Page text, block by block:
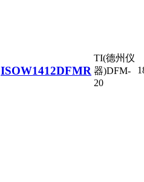
ISOW1412DFMR
TI(德州仪
器)DFM-
20